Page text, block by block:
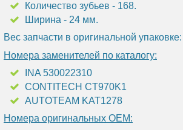
Количество зубьев - 168.
Ширина - 24 мм.
Вес запчасти в оригинальной упаковке:
Номера заменителей по каталогу:
INA 530022310
CONTITECH CT970K1
AUTOTEAM KAT1278
Номера оригинальных OEM: